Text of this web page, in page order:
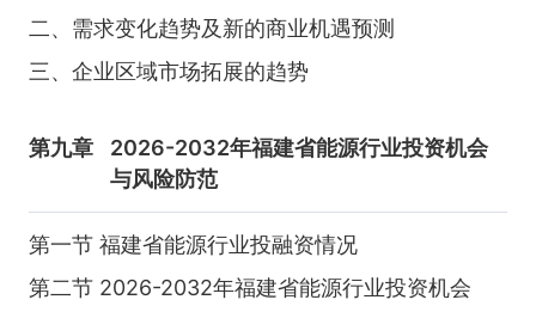
二、需求变化趋势及新的商业机遇预测
三、企业区域市场拓展的趋势
第九章
2026-2032年福建省能源行业投资机会
与风险防范
第一节 福建省能源行业投融资情况
第二节 2026-2032年福建省能源行业投资机会